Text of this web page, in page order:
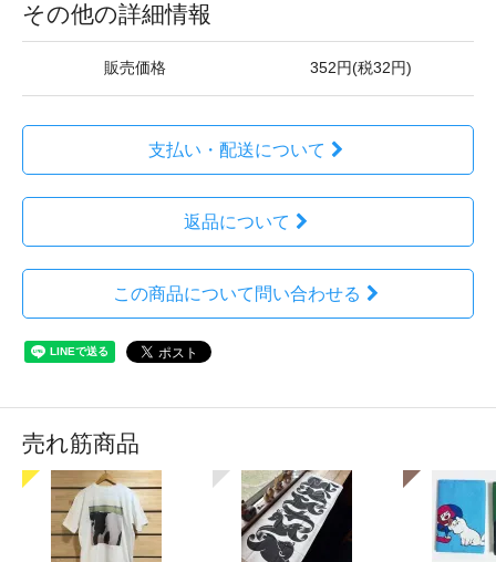
その他の詳細情報
販売価格 352円(税32円)
支払い・配送について
返品について
この商品について問い合わせる
売れ筋商品